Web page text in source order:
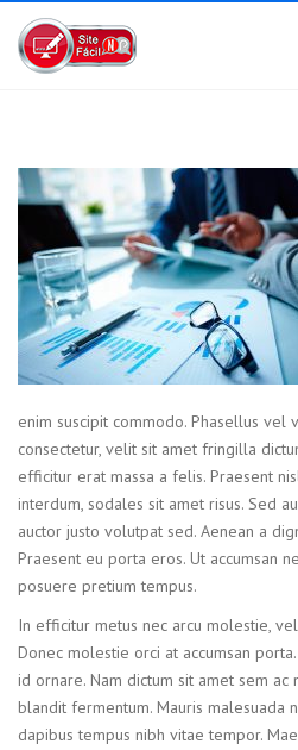
enim suscipit commodo. Phasellus vel
consectetur, velit sit amet fringilla
efficitur erat massa a felis. Praesent
interdum, sodales sit amet risus. Sed
auctor justo volutpat sed. Aenean a
Praesent eu porta eros. Ut accumsan
posuere pretium tempus.
In efficitur metus nec arcu molestie,
Donec molestie orci at accumsan
id ornare. Nam dictum sit amet sem
blandit fermentum. Mauris malesuada
dapibus tempus nibh vitae tempor.